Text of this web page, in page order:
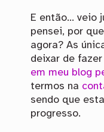
E então… veio
pensei, por
agora? As
deixar de
em meu blog
termos na
sendo que
progresso.